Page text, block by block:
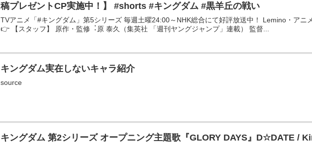
稿プレゼントCP実施中！】 #shorts #キングダム #黒羊丘の戦い
TVアニメ「#キングダム」第5シリーズ 毎週土曜24:00～NHK総合にて好評放送中！ Lemino・アニ
👉 【スタッフ】 原作・監修︓原 泰久（集英社 「週刊ヤングジャンプ」連載） 監督...
キングダム実在しないキャラ紹介
source
キングダム 第2シリーズ オープニング主題歌『GLORY DAYS』D☆DATE /